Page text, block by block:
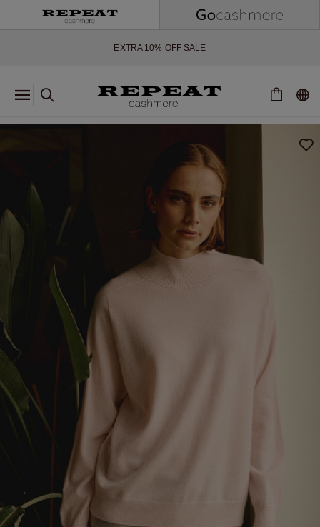
*DIESES ANGEBOT GILT BIS ZUM 12 AUGUST 2026
*GILT NICHT FÜR LIMITED EDITION
*AUSNAHMEN SIND MÖGLICH
EXTRA 10% OFF SALE